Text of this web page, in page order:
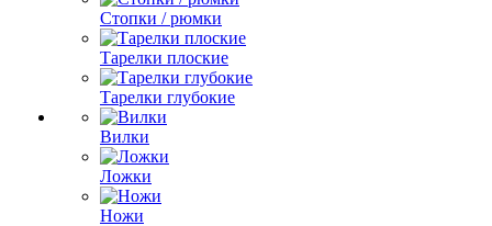
Стопки / рюмки
Тарелки плоские
Тарелки глубокие
Вилки
Ложки
Ножи